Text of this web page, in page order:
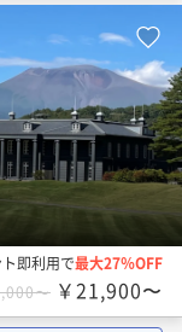
即利用で最大27％OFF
〜 ￥21,900〜